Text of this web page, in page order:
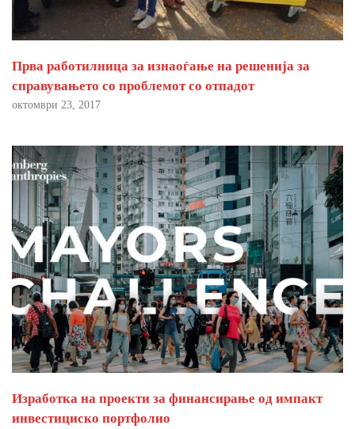
Прва работилница за изнаоѓање на решенија за
справувањето со проблемот со отпадот
октомври 23, 2017
Изработка на проекти за финансирање од импакт
инвестициско портфолио